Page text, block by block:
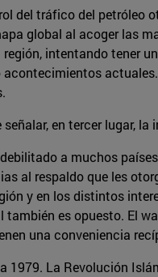
del tráfico del
global al acoger las
intentando tener
en tercer lugar,
a muchos
al respaldo que les
y en los distintos
es opuesto. El
una conveniencia
1979. La Revolución